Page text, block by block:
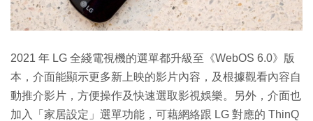
2021 年 LG 全綫電視機的選單都升級至《WebOS 6.0》版
本，介面能顯示更多新上映的影片內容，及根據觀看內容自
動推介影片，方便操作及快速選取影視娛樂。另外，介面也
加入「家居設定」選單功能，可藉網絡跟 LG 對應的 ThinQ